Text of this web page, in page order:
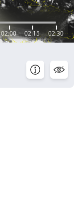
02:00 02:15 02:30